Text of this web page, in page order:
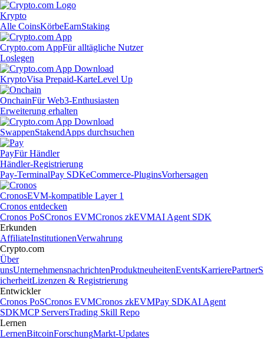
Krypto
Alle CoinsKörbeEarnStaking
Crypto.com AppFür alltägliche Nutzer
Loslegen
KryptoVisa Prepaid-KarteLevel Up
OnchainFür Web3-Enthusiasten
Erweiterung erhalten
SwappenStakendApps durchsuchen
PayFür Händler
Händler-Registrierung
Pay-TerminalPay SDKeCommerce-PluginsVorhersagen
CronosEVM-kompatible Layer 1
Cronos entdecken
Cronos PoSCronos EVMCronos zkEVMAI Agent SDK
Erkunden
AffiliateInstitutionenVerwahrung
Crypto.com
Über
unsUnternehmensnachrichtenProduktneuheitenEventsKarrierePartnerS
icherheitLizenzen & Registrierung
Entwickler
Cronos PoSCronos EVMCronos zkEVMPay SDKAI Agent
SDKMCP ServersTrading Skill Repo
Lernen
LernenBitcoinForschungMarkt-Updates